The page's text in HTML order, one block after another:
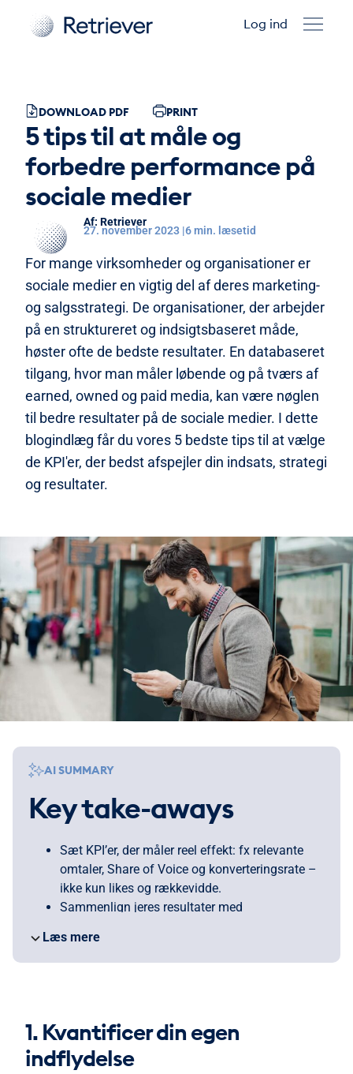
Log ind
DOWNLOAD PDF PRINT
5 tips til at måle og
forbedre performance på
sociale medier
Retriever
27. november 2023 |6 min. læsetid
For mange virksomheder og organisationer er
sociale medier en vigtig del af deres marketing-
og salgsstrategi. De organisationer, der arbejder
på en struktureret og indsigtsbaseret måde,
høster ofte de bedste resultater. En databaseret
tilgang, hvor man måler løbende og på tværs af
earned, owned og paid media, kan være nøglen
til bedre resultater på de sociale medier. I dette
blogindlæg får du vores 5 bedste tips til at vælge
de KPI'er, der bedst afspejler din indsats, strategi
og resultater.
AI SUMMARY
Key take-aways
Sæt KPI’er, der måler reel effekt: fx relevante
omtaler, Share of Voice og konverteringsrate –
ikke kun likes og rækkevidde.
Sammenlign jeres resultater med
og emner, I kan tage ejerskab på.
Mål også tonen i engagementet: høj aktivitet er
Følg de talspersoner, mikroinfluencere og
nicheeksperter, der faktisk kan flytte jeres
synlighed og troværdighed.
Læs mere
1. Kvantificer din egen
indflydelse